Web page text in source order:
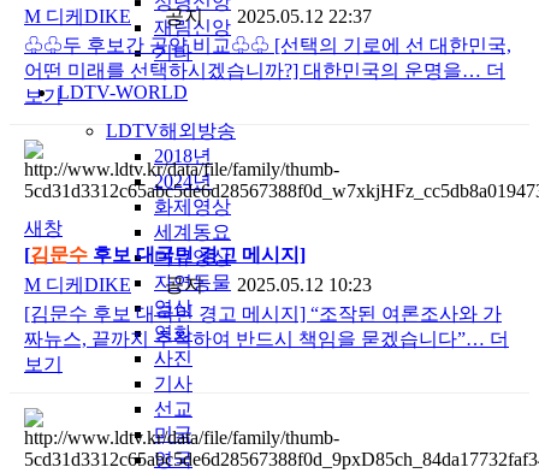
재림신앙
기타
LDTV-WORLD
LDTV해외방송
2018년
2024년
화제영상
세계동요
다큐영상
자연동물
영상
영화
사진
기사
선교
미국
영국
M 디케DIKE 공지
2025.05.12 22:37
♧♧두 후보간 공약 비교♧♧ [선택의 기로에 선 대한민국,
어떤 미래를 선택하시겠습니까?] 대한민국의 운명을… 더
보기
새창
[김문수 후보 대국민 경고 메시지]
M 디케DIKE 공지
2025.05.12 10:23
[김문수 후보 대국민 경고 메시지] “조작된 여론조사와 가
짜뉴스, 끝까지 추적하여 반드시 책임을 묻겠습니다”… 더
보기